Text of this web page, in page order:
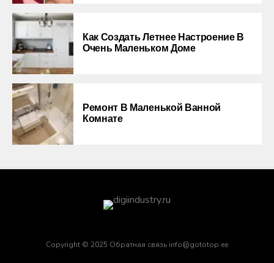
Как Создать Летнее Настроение В
Очень Маленьком Доме
Ремонт В Маленькой Ванной
Комнате
Copyright © 2025 Обратная связь info@gototop.ee